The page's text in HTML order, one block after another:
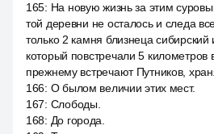
165: На новую жизнь за этим
той деревни не осталось и следа
только 2 камня близнеца сибирский
который повстречали 5
прежнему встречают Путников,
166: О былом величии этих мест.
167: Слободы.
168: До города.